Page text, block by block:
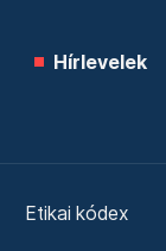
Hírlevelek
Etikai kódex